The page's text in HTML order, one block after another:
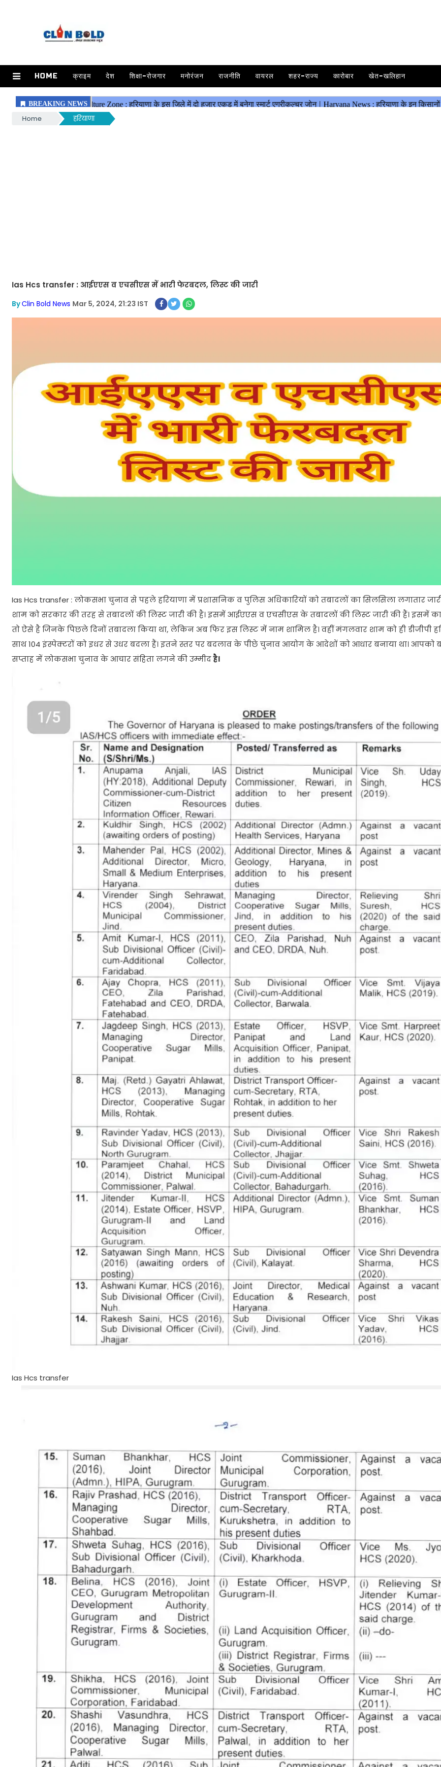
HOME क्राइम देश शिक्षा-रोजगार मनोरंजन राजनीति वायरल शहर-राज्य कारोबार खेत-खलिहान
Home हरियाणा
Ias Hcs transfer : आईएएस व एचसीएस में भारी फेरबदल, लिस्ट की जारी
ByClin Bold News Mar 5, 2024, 21:23 IST
Ias Hcs transfer : लोकसभा चुनाव से पहले हरियाणा में प्रशासनिक व पुलिस अधिकारियों को तबादलों का सिलसिला लगातार
शाम को सरकार की तरह से तबादलों की लिस्ट जारी की है। इसमें आईएएस व एचसीएस के तबादलों की लिस्ट जारी की हैं। इसमें
तो ऐसे है जिनके पिछले दिनों तबादला किया था, लेकिन अब फिर इस लिस्ट में नाम शामिल है। वहीं मंगलवार शाम को ही डीजीपी
साथ 104 इंस्पेक्टरों को इधर से उधर बदला हैं। इतने स्तर पर बदलाव के पीछे चुनाव आयोग के आदेशों को आधार बनाया था। आपको
सप्ताह में लोकसभा चुनाव के आचार संहिता लगने की उम्मीदहै।
Ias Hcs transfer